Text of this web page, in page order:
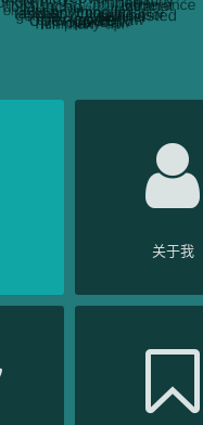
关于我